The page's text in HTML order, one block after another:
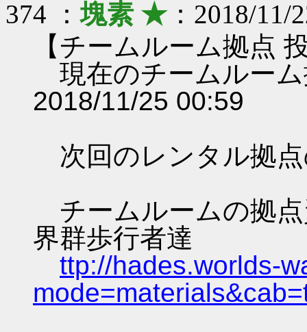
374 ：塊素 ★：2018/11/
【チームルーム拠点
現在のチームルー
2018/11/25 00:59
次回のレンタル拠
チームルームの拠
界群歩行者達
ttp://hades.worlds-